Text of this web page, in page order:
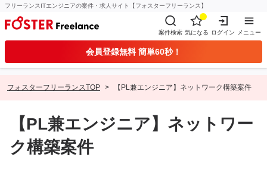
フリーランスITエンジニアの案件・求人サイト【フォスターフリーランス】
案件検索 気になる ログイン メニュー
会員登録無料 簡単60秒！
フォスターフリーランスTOP 【PL兼エンジニア】ネットワーク構築案件
【PL兼エンジニア】ネットワー
ク構築案件